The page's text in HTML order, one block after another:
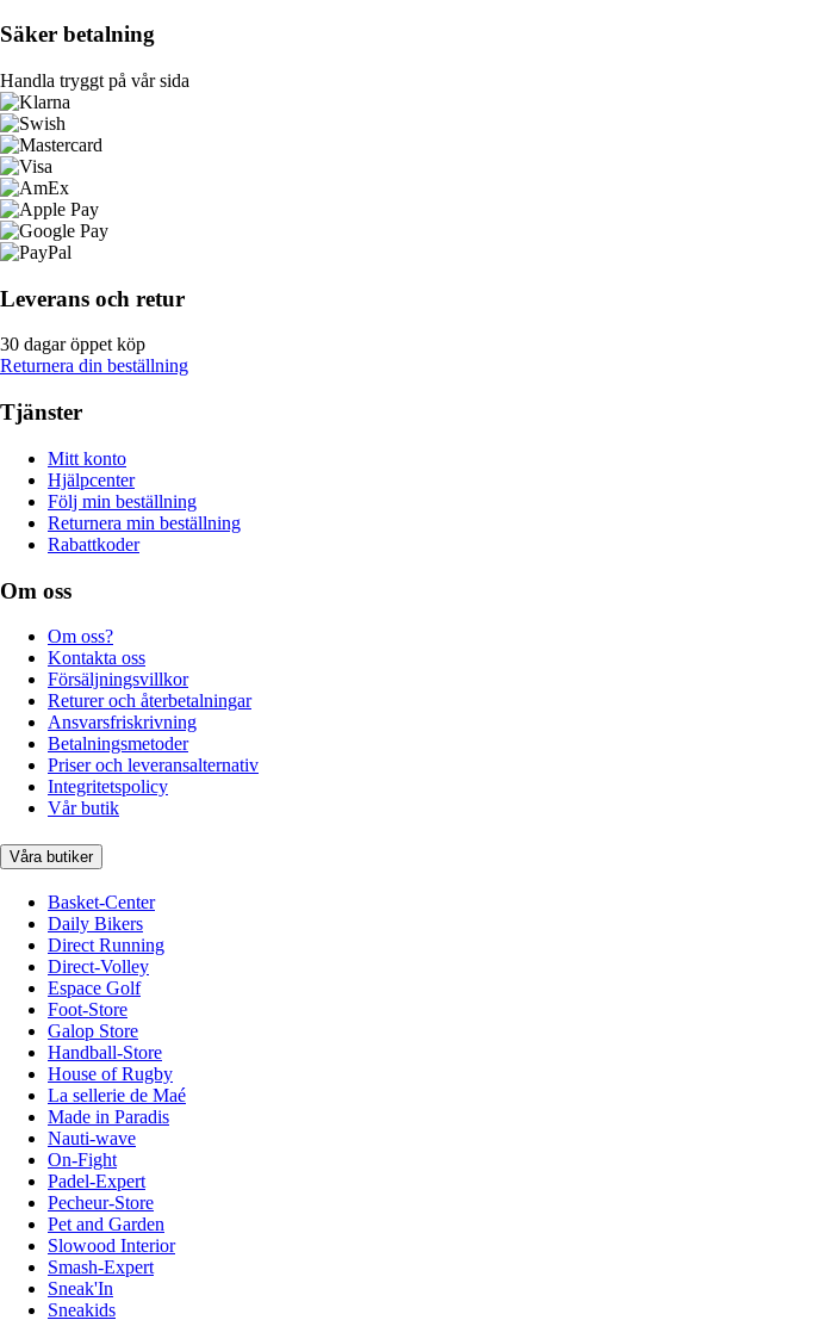
Säker betalning
Handla tryggt på vår sida
Leverans och retur
30 dagar öppet köp
Returnera din beställning
Tjänster
Mitt konto
Hjälpcenter
Följ min beställning
Returnera min beställning
Rabattkoder
Om oss
Om oss?
Kontakta oss
Försäljningsvillkor
Returer och återbetalningar
Ansvarsfriskrivning
Betalningsmetoder
Priser och leveransalternativ
Integritetspolicy
Vår butik
Våra butiker
Basket-Center
Daily Bikers
Direct Running
Direct-Volley
Espace Golf
Foot-Store
Galop Store
Handball-Store
House of Rugby
La sellerie de Maé
Made in Paradis
Nauti-wave
On-Fight
Padel-Expert
Pecheur-Store
Pet and Garden
Slowood Interior
Smash-Expert
Sneak'In
Sneakids